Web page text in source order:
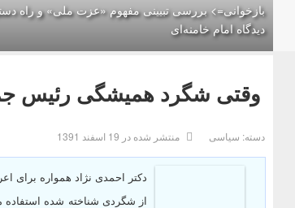
بازخوانی=> بررسی تبیینی مفهوم «عزت ملی» و راه
دیدگاه امام خامنه‌ای
وقتی شگرد همیشگی رئیس
دسته: سیاسی منتشر شده در 19 اسفند 1391
دکتر احمدی نژاد همواره برای
از شگردی شناخته شده